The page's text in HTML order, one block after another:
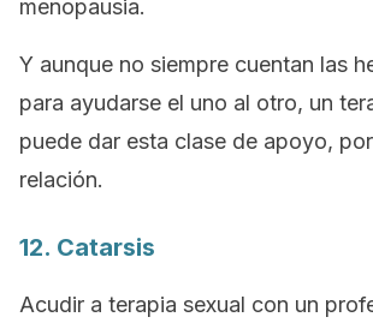
menopausia.
Y aunque no siempre cuentan las
para ayudarse el uno al otro, un
puede dar esta clase de apoyo,
relación.
12. Catarsis
Acudir a terapia sexual con un